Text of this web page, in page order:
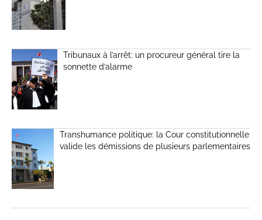
Tribunaux à l’arrêt: un procureur général tire la
sonnette d’alarme
Transhumance politique: la Cour constitutionnelle
valide les démissions de plusieurs parlementaires